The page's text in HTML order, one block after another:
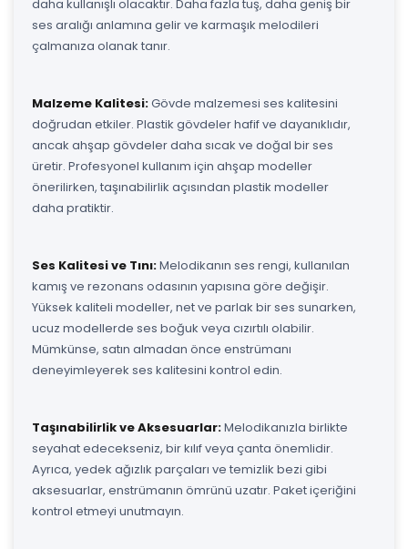
daha kullanışlı olacaktır. Daha fazla tuş, daha geniş bir
ses aralığı anlamına gelir ve karmaşık melodileri
çalmanıza olanak tanır.
Malzeme Kalitesi:Gövde malzemesi ses kalitesini
doğrudan etkiler. Plastik gövdeler hafif ve dayanıklıdır,
ancak ahşap gövdeler daha sıcak ve doğal bir ses
üretir. Profesyonel kullanım için ahşap modeller
önerilirken, taşınabilirlik açısından plastik modeller
daha pratiktir.
Ses Kalitesi ve Tını:Melodikanın ses rengi, kullanılan
kamış ve rezonans odasının yapısına göre değişir.
Yüksek kaliteli modeller, net ve parlak bir ses sunarken,
ucuz modellerde ses boğuk veya cızırtılı olabilir.
Mümkünse, satın almadan önce enstrümanı
deneyimleyerek ses kalitesini kontrol edin.
Taşınabilirlik ve Aksesuarlar:Melodikanızla birlikte
seyahat edecekseniz, bir kılıf veya çanta önemlidir.
Ayrıca, yedek ağızlık parçaları ve temizlik bezi gibi
aksesuarlar, enstrümanın ömrünü uzatır. Paket içeriğini
kontrol etmeyi unutmayın.